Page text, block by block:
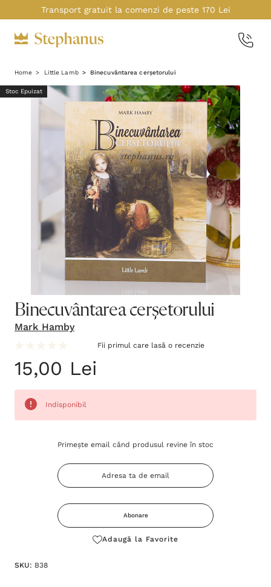
Transport gratuit la comenzi de peste 170 Lei
Home Little Lamb Binecuvântarea cerșetorului
Stoc Epuizat
Binecuvântarea cerșetorului
Mark Hamby
Fii primul care lasă o recenzie
15,00 Lei
Indisponibil
Primește email când produsul revine în stoc
Abonare
Adaugă la Favorite
SKU: B38